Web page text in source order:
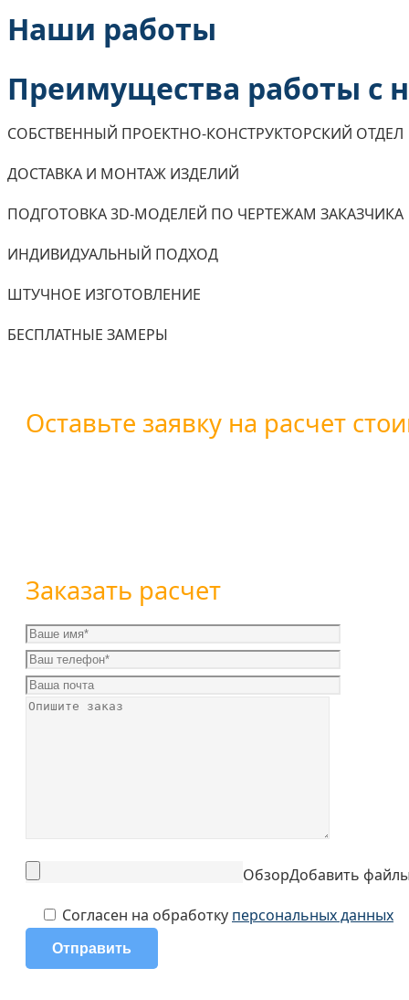
Наши работы
Преимущества работы с
СОБСТВЕННЫЙ ПРОЕКТНО-КОНСТРУКТОРСКИЙ ОТДЕЛ
ДОСТАВКА И МОНТАЖ ИЗДЕЛИЙ
ПОДГОТОВКА 3D-МОДЕЛЕЙ ПО ЧЕРТЕЖАМ ЗАКАЗЧИКА
ИНДИВИДУАЛЬНЫЙ ПОДХОД
ШТУЧНОЕ ИЗГОТОВЛЕНИЕ
БЕСПЛАТНЫЕ ЗАМЕРЫ
Оставьте заявку на расчет
Заказать расчет
ОбзорДобавить
Согласен на обработку персональных данных